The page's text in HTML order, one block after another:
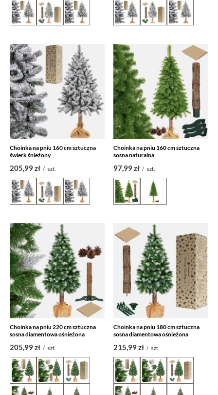
Choinka na pniu 160 cm sztuczna
świerk śnieżony
205,99 zł / szt.
Choinka na pniu 160 cm sztuczna
sosna naturalna
97,99 zł / szt.
Choinka na pniu 220 cm sztuczna
sosna diamentowa ośnieżona
205,99 zł / szt.
Choinka na pniu 180 cm sztuczna
sosna diamentowa ośnieżona
215,99 zł / szt.